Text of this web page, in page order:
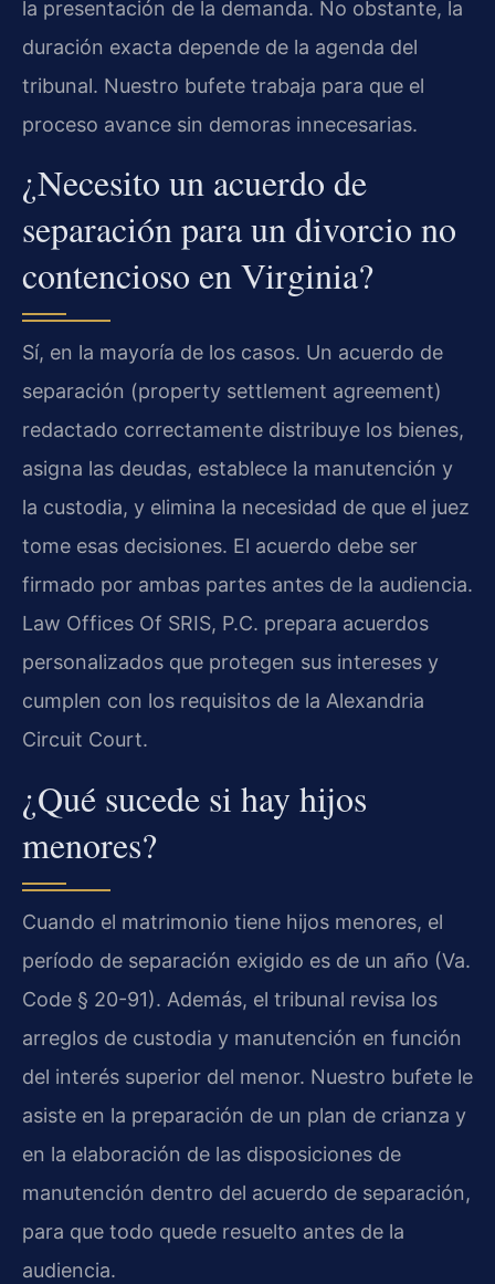
la presentación de la demanda. No obstante, la
duración exacta depende de la agenda del
tribunal. Nuestro bufete trabaja para que el
proceso avance sin demoras innecesarias.
¿Necesito un acuerdo de
separación para un divorcio no
contencioso en Virginia?
Sí, en la mayoría de los casos. Un acuerdo de
separación (property settlement agreement)
redactado correctamente distribuye los bienes,
asigna las deudas, establece la manutención y
la custodia, y elimina la necesidad de que el juez
tome esas decisiones. El acuerdo debe ser
firmado por ambas partes antes de la audiencia.
Law Offices Of SRIS, P.C. prepara acuerdos
personalizados que protegen sus intereses y
cumplen con los requisitos de la Alexandria
Circuit Court.
¿Qué sucede si hay hijos
menores?
Cuando el matrimonio tiene hijos menores, el
período de separación exigido es de un año (Va.
Code § 20-91). Además, el tribunal revisa los
arreglos de custodia y manutención en función
del interés superior del menor. Nuestro bufete le
asiste en la preparación de un plan de crianza y
en la elaboración de las disposiciones de
manutención dentro del acuerdo de separación,
para que todo quede resuelto antes de la
audiencia.